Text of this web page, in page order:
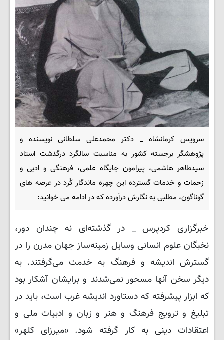
سرویس کرمانشاه _ دکتر محمدعلی سلطانی نویسنده و
پژوهشگر برجسته کشور به مناسبت سالگرد درگذشت استاد
سیدطاهر هاشمی، پیرامون جایگاه علمی، فرهنگی و ادبی و
زحمات و خدمات گسترده این چهره ماندگار کُرد در عرصه های
گوناگون، مطلبی به نگارش درآورده که در ادامه می خوانید:
خبرگزاری کردپرس _ در گذشته‌ای نه چندان دور،
نخبگان علوم انسانی وسایل زمینه‌ساز جهان مدرن را در
گسترش اندیشه و فرهنگ به خدمت می‌گرفتند. به
دیگر سخن آنها مسحور نمی‌شدند و برایشان آشکار بود
که ابزار پیشرفته که دستاورد اندیشه غرب است، باید در
تبلیغ و ترویج فرهنگ و هنر و زبان و ادبیات ملی و
اعتقادات دینی به کار گرفته شود. «میرزای کلهر»